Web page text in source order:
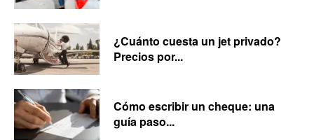
¿Cuánto cuesta un jet privado?
Precios por...
Cómo escribir un cheque: una
guía paso...